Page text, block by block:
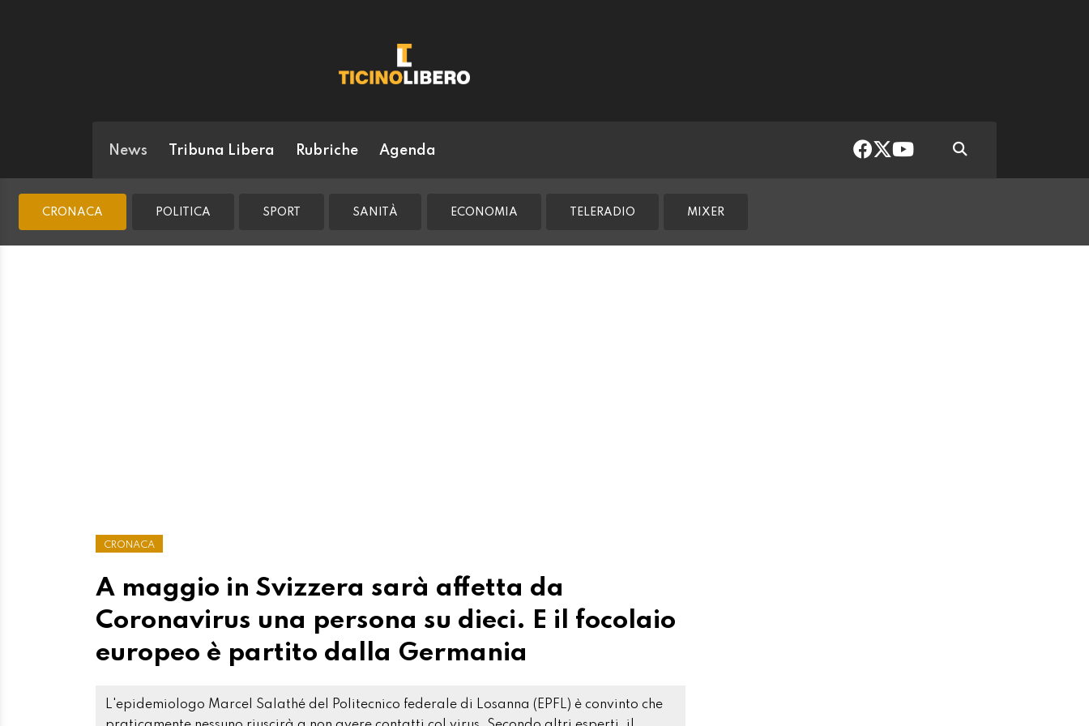
News Tribuna Libera Rubriche Agenda
CRONACA POLITICA SPORT SANITÀ ECONOMIA TELERADIO MIXER
CRONACA
A maggio in Svizzera sarà affetta da
Coronavirus una persona su dieci. E il focolaio
europeo è partito dalla Germania
L'epidemiologo Marcel Salathé del Politecnico federale di Losanna (EPFL) è convinto che